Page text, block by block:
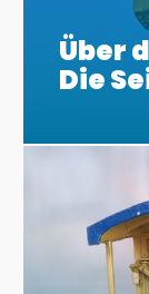
Über
Die